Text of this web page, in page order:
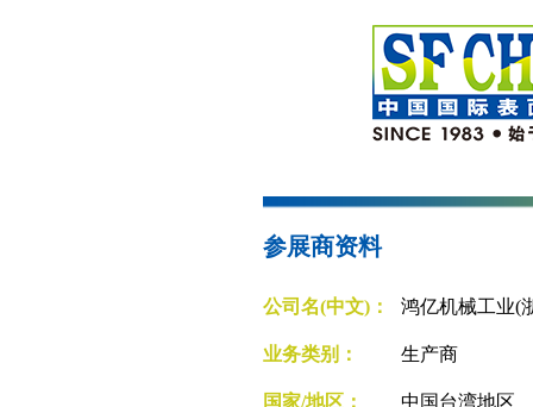
参展商资料
公司名(中文)： 鸿亿机械工业(
业务类别： 生产商
国家/地区： 中国台湾地区